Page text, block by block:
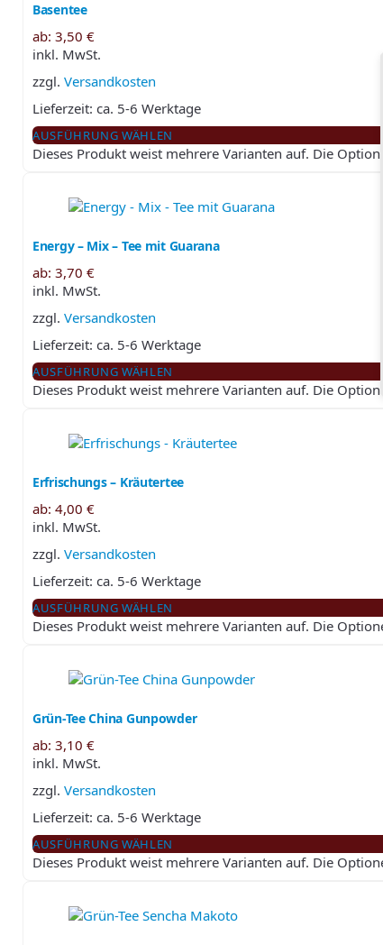
Basentee
ab: 3,50 €
inkl. MwSt.
zzgl. Versandkosten
Lieferzeit: ca. 5-6 Werktage
AUSFÜHRUNG WÄHLEN
Dieses Produkt weist mehrere Varianten auf. Die
Energy – Mix – Tee mit Guarana
ab: 3,70 €
inkl. MwSt.
zzgl. Versandkosten
Lieferzeit: ca. 5-6 Werktage
AUSFÜHRUNG WÄHLEN
Dieses Produkt weist mehrere Varianten auf. Die
Erfrischungs – Kräutertee
ab: 4,00 €
inkl. MwSt.
zzgl. Versandkosten
Lieferzeit: ca. 5-6 Werktage
AUSFÜHRUNG WÄHLEN
Dieses Produkt weist mehrere Varianten auf. Die
Grün-Tee China Gunpowder
ab: 3,10 €
inkl. MwSt.
zzgl. Versandkosten
Lieferzeit: ca. 5-6 Werktage
AUSFÜHRUNG WÄHLEN
Dieses Produkt weist mehrere Varianten auf. Die